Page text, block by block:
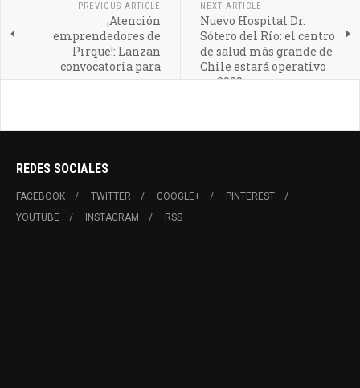
PREVIOUS ARTICLE
¡Atención
emprendedores de
Pirque!: Lanzan
convocatoria para
apoyar a
NEXT ARTICLE
Nuevo Hospital Dr.
Sótero del Río: el centro
de salud más grande de
Chile estará operativo
en 2028
REDES SOCIALES
FACEBOOK TWITTER GOOGLE+
PINTEREST
YOUTUBE
INSTAGRAM RSS